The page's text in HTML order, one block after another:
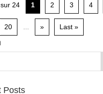
24 1 2 3 4
20 » Last »
Posts